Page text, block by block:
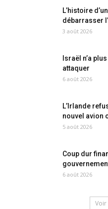
L’histoire
débarrasser
3 août 2026
Israël n’a
attaquer
6 août 2026
L’Irlande
nouvel avion
5 août 2026
Coup dur
6 août 2026
Voir